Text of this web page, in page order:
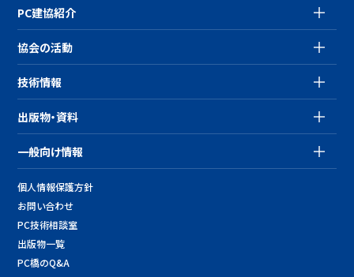
PC建協紹介
協会の活動
技術情報
出版物・資料
一般向け情報
個人情報保護方針
お問い合わせ
PC技術相談室
出版物一覧
PC橋のQ&A